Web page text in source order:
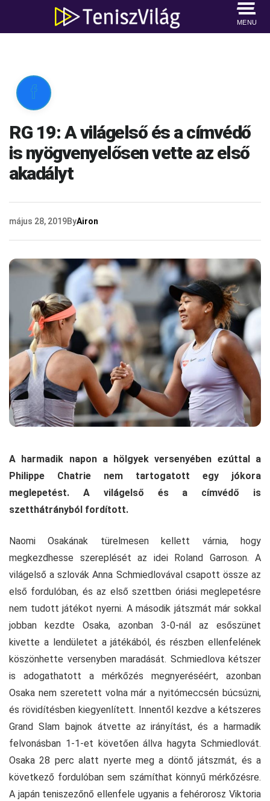
MENU

RG 19: A világelső és a címvédő
is nyögvenyelősen vette az első
akadályt
május 28, 2019ByAiron
A harmadik napon a hölgyek versenyében ezúttal a
Philippe Chatrie nem tartogatott egy jókora
meglepetést. A világelső és a címvédő is
szetthátrányból fordított.
Naomi Osakának türelmesen kellett várnia, hogy
megkezdhesse szereplését az idei Roland Garroson. A
világelső a szlovák Anna Schmiedlovával csapott össze az
első fordulóban, és az első szettben óriási meglepetésre
nem tudott játékot nyerni. A második játszmát már sokkal
jobban kezdte Osaka, azonban 3-0-nál az esőszünet
kivette a lendületet a játékából, és részben ellenfelének
köszönhette versenyben maradását. Schmiedlova kétszer
is adogathatott a mérkőzés megnyeréséért, azonban
Osaka nem szeretett volna már a nyitómeccsén búcsúzni,
és rövidítésben kiegyenlített. Innentől kezdve a kétszeres
Grand Slam bajnok átvette az irányítást, és a harmadik
felvonásban 1-1-et követően állva hagyta Schmiedlovát.
Osaka 28 perc alatt nyerte meg a döntő játszmát, és a
következő fordulóban sem számíthat könnyű mérkőzésre.
A japán teniszezőnő ellenfele ugyanis a fehérorosz Viktoria